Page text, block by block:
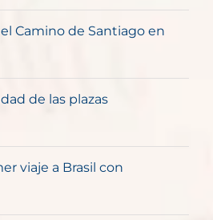
Camino de Santiago en
de las plazas
viaje a Brasil con